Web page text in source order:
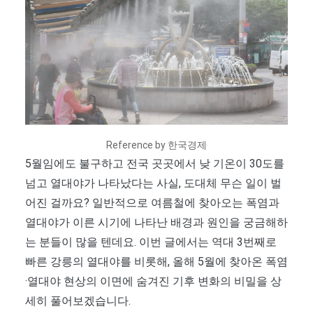
Reference by 한국경제
5월임에도 불구하고 전국 곳곳에서 낮 기온이 30도를
넘고 열대야가 나타났다는 사실, 도대체 무슨 일이 벌
어진 걸까요? 일반적으로 여름철에 찾아오는 폭염과
열대야가 이른 시기에 나타난 배경과 원인을 궁금해하
는 분들이 많을 텐데요. 이번 글에서는 역대 3번째로
빠른 강릉의 열대야를 비롯해, 올해 5월에 찾아온 폭염
·열대야 현상의 이면에 숨겨진 기후 변화의 비밀을 상
세히 풀어보겠습니다.